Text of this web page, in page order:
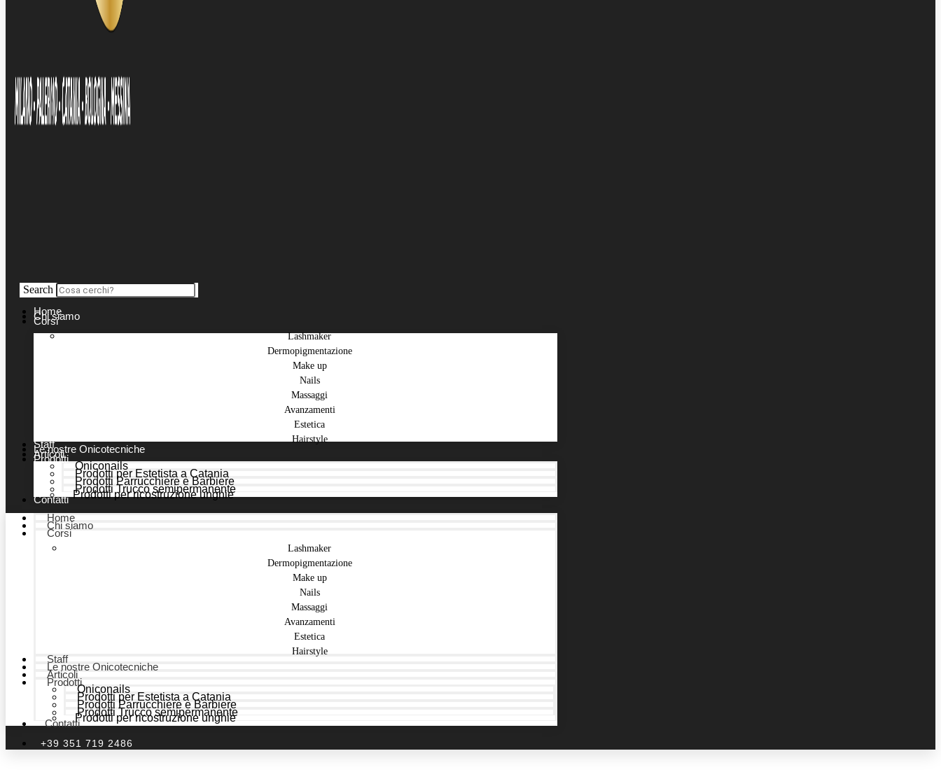
Search
Home
Chi siamo
Corsi
Lashmaker
Dermopigmentazione
Make up
Nails
Massaggi
Avanzamenti
Estetica
Hairstyle
Staff
Le nostre Onicotecniche
Articoli
Prodotti
Oniconails
Prodotti per Estetista a Catania
Prodotti Parrucchiere e Barbiere
Prodotti Trucco semipermanente
Prodotti per ricostruzione unghie
Contatti
Home
Chi siamo
Corsi
Lashmaker
Dermopigmentazione
Make up
Nails
Massaggi
Avanzamenti
Estetica
Hairstyle
Staff
Le nostre Onicotecniche
Articoli
Prodotti
Oniconails
Prodotti per Estetista a Catania
Prodotti Parrucchiere e Barbiere
Prodotti Trucco semipermanente
Prodotti per ricostruzione unghie
Contatti
+39 351 719 2486